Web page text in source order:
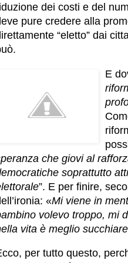
dei costi e del
pure credere alla
“eletto” dai
E
che giovi al
soprattutto
”. E per finire,
«Mi viene in
volevo troppo, mi
vita è meglio
per tutto questo,